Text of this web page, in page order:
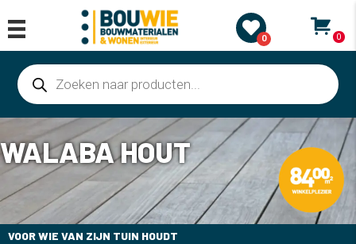
0 0
Producten
zoeken
WALABA HOUT
VOOR WIE VAN ZIJN TUIN HOUDT